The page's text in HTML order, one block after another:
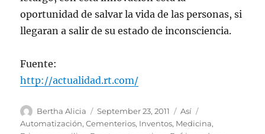
oportunidad de salvar la vida de las personas, si
llegaran a salir de su estado de inconsciencia.
Fuente:
http://actualidad.rt.com/
Author
Bertha Alicia
Posted
on
September 23, 2011 Categories
Así
Automatización,Cementerios, Inventos, Medicina,